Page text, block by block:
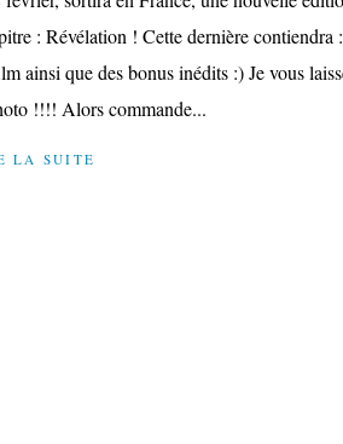
: Révélation ! Cette dernière contiendra
ainsi que des bonus inédits :) Je vous
!!!! Alors commande...
LA SUITE